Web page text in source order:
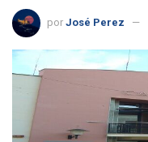
por José Perez